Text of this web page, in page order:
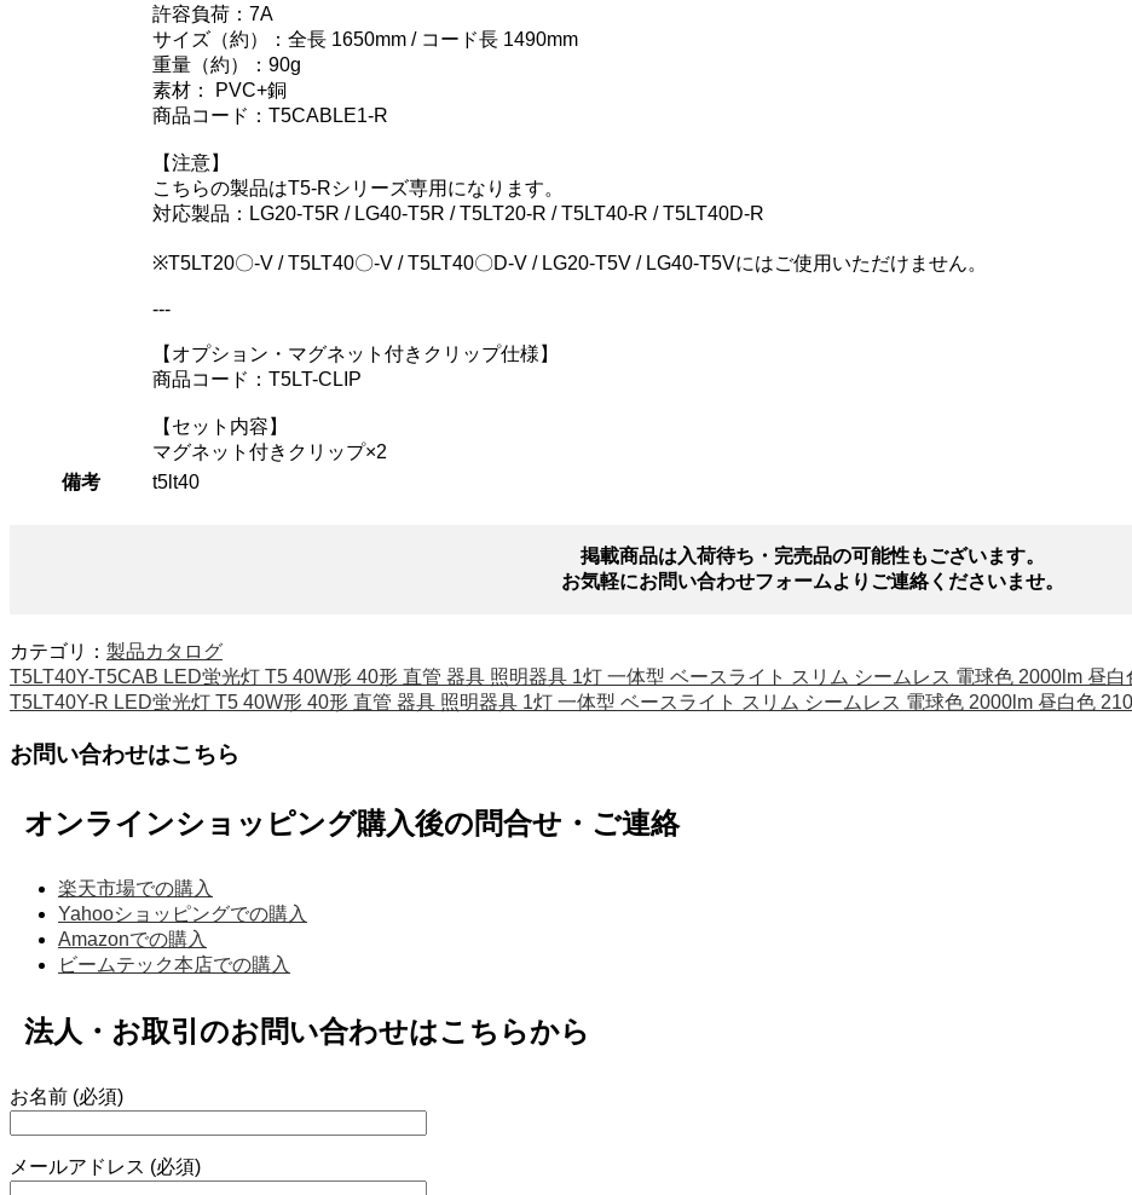
許容負荷：7A
サイズ（約）：全長 1650mm / コード長 1490mm
重量（約）：90g
素材： PVC+銅
商品コード：T5CABLE1-R
【注意】
こちらの製品はT5-Rシリーズ専用になります。
対応製品：LG20-T5R / LG40-T5R / T5LT20-R / T5LT40-R / T5LT40D-R
※T5LT20〇-V / T5LT40〇-V / T5LT40〇D-V / LG20-T5V / LG40-T5Vにはご使用いただけません。
---
【オプション・マグネット付きクリップ仕様】
商品コード：T5LT-CLIP
【セット内容】
マグネット付きクリップ×2
備考
t5lt40
掲載商品は入荷待ち・完売品の可能性もございます。
お気軽にお問い合わせフォームよりご連絡くださいませ。
カテゴリ： 製品カタログ
T5LT40Y-T5CAB LED蛍光灯 T5 40W形 40形 直管 器具 照明器具 1灯 一体型 ベースライト スリム シームレス 電球色 2000lm 昼
T5LT40Y-R LED蛍光灯 T5 40W形 40形 直管 器具 照明器具 1灯 一体型 ベースライト スリム シームレス 電球色 2000lm 昼白色
お問い合わせはこちら
オンラインショッピング購入後の問合せ・ご連絡
楽天市場での購入
Yahooショッピングでの購入
Amazonでの購入
ビームテック本店での購入
法人・お取引のお問い合わせはこちらから
お名前 (必須)
メールアドレス (必須)